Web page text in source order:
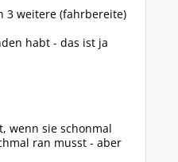
3 weitere (fahrbereite)
habt - das ist ja
wenn sie schonmal
ran musst - aber